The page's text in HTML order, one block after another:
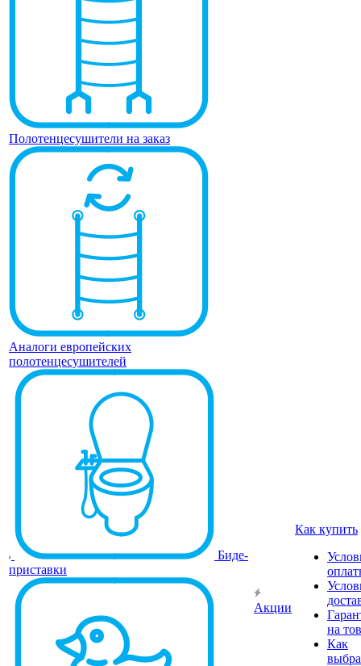
Полотенцесушители на заказ
Аналоги европейских
полотенцесушителей
Биде-
приставки
Акции
Как купить
на
Как